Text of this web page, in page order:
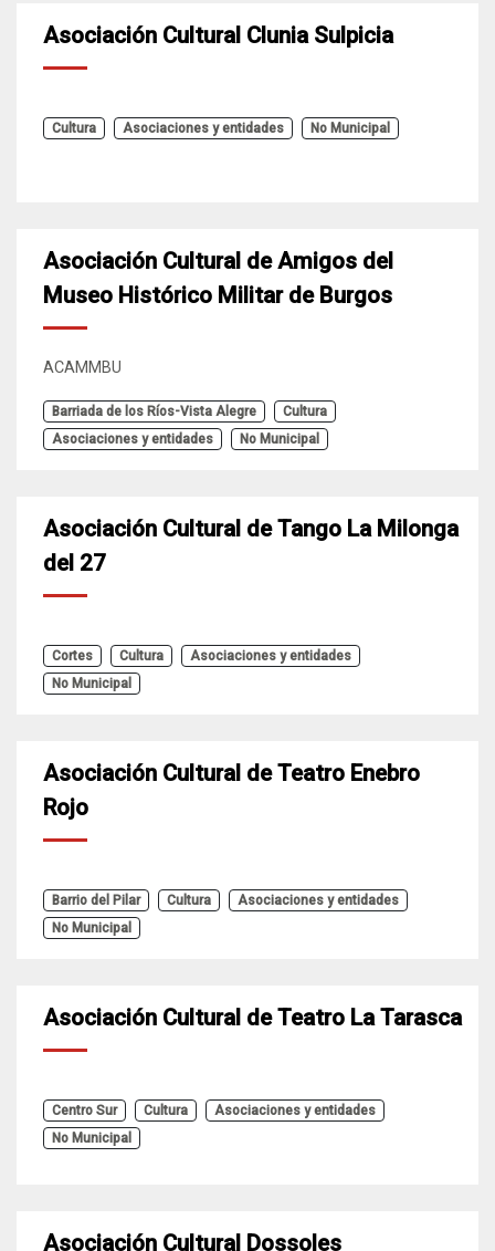
Asociación Cultural Clunia Sulpicia
Cultura Asociaciones y entidades No Municipal
Asociación Cultural de Amigos del
Museo Histórico Militar de Burgos
ACAMMBU
Barriada de los Ríos-Vista Alegre
Cultura
Asociaciones y entidades
No Municipal
Asociación Cultural de Tango La Milonga
del 27
Cortes Cultura
Asociaciones y entidades
No Municipal
Asociación Cultural de Teatro Enebro
Rojo
Barrio del Pilar Cultura
Asociaciones y entidades
No Municipal
Asociación Cultural de Teatro La Tarasca
Centro Sur Cultura
Asociaciones y entidades
No Municipal
Asociación Cultural Dossoles